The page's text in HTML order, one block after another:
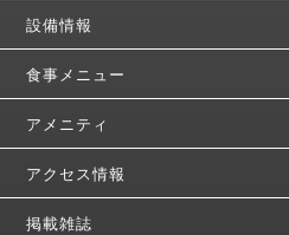
設備情報
食事メニュー
アメニティ
アクセス情報
掲載雑誌